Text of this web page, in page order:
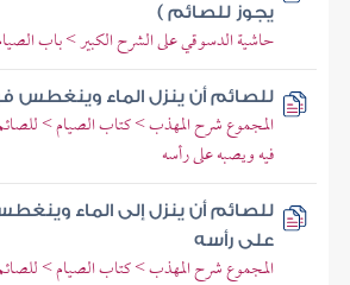
يجوز للصائم )
حاشية الدسوقي على الشرح الكبير > باب
للصائم أن ينزل الماء وينغطس
المجموع شرح المهذب > كتاب الصيام >
فيه ويصبه على رأسه
للصائم أن ينزل إلى الماء
على رأسه
المجموع شرح المهذب > كتاب الصيام >